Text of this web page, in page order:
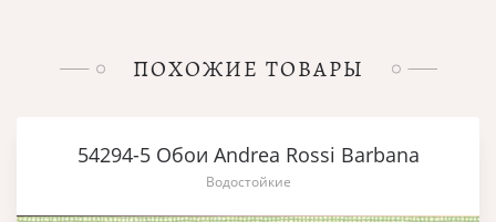
ПОХОЖИЕ ТОВАРЫ
54294-5 Обои Andrea Rossi Barbana
Водостойкие